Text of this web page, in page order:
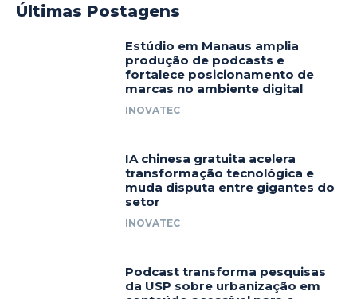
Últimas Postagens
Estúdio em Manaus amplia
produção de podcasts e
fortalece posicionamento de
marcas no ambiente digital
INOVATEC
IA chinesa gratuita acelera
transformação tecnológica e
muda disputa entre gigantes do
setor
INOVATEC
Podcast transforma pesquisas
da USP sobre urbanização em